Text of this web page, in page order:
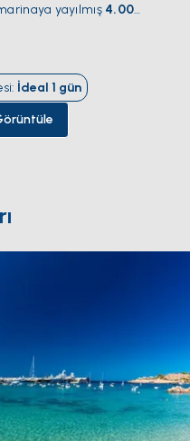
yayılmış 4.000
sahilden ortaçağ
Mallorca kumtaşıyla
La Seu katedrali
büyük Gotik gül
passeigi arkasındaki
için doğal kalkış
arası açık.
: İdeal 1 gün